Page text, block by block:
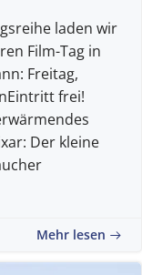
laden wir
Film-Tag in
Freitag,
frei!
Der kleine
Mehr lesen